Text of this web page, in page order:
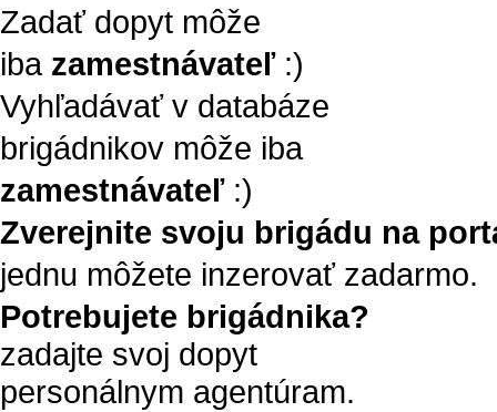
Zadať dopyt môže
iba zamestnávateľ:)
Vyhľadávať v databáze
brigádnikov môže iba
zamestnávateľ:)
Zverejnite svoju brigádu na
jednu môžete inzerovať zadarmo.
Potrebujete brigádnika?
zadajte svoj dopyt
personálnym agentúram.